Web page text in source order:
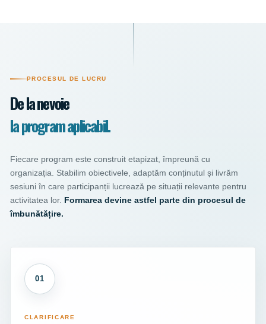
PROCESUL DE LUCRU
De la nevoie
la program aplicabil.
Fiecare program este construit etapizat, împreună cu
organizația. Stabilim obiectivele, adaptăm conținutul și livrăm
sesiuni în care participanții lucrează pe situații relevante pentru
activitatea lor. Formarea devine astfel parte din procesul de
îmbunătățire.
01
CLARIFICARE